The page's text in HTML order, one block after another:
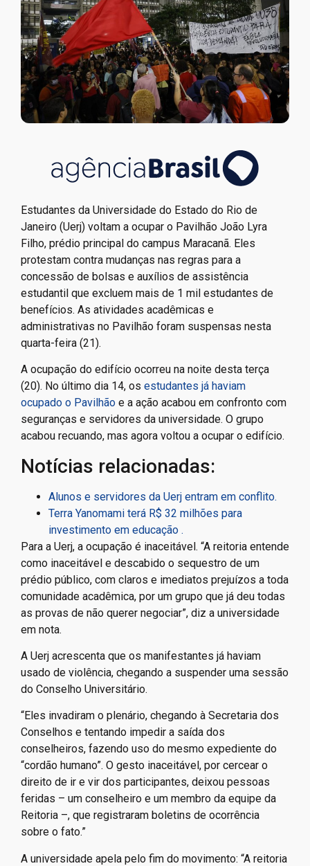
Estudantes da Universidade do Estado do Rio de
Janeiro (Uerj) voltam a ocupar o Pavilhão João Lyra
Filho, prédio principal do campus Maracanã. Eles
protestam contra mudanças nas regras para a
concessão de bolsas e auxílios de assistência
estudantil que excluem mais de 1 mil estudantes de
benefícios. As atividades acadêmicas e
administrativas no Pavilhão foram suspensas nesta
quarta-feira (21).
A ocupação do edifício ocorreu na noite desta terça
(20). No último dia 14, os estudantes já haviam
ocupado o Pavilhão e a ação acabou em confronto com
seguranças e servidores da universidade. O grupo
acabou recuando, mas agora voltou a ocupar o edifício.
Notícias relacionadas:
Alunos e servidores da Uerj entram em conflito.
Terra Yanomami terá R$ 32 milhões para
investimento em educação .
Para a Uerj, a ocupação é inaceitável. “A reitoria entende
como inaceitável e descabido o sequestro de um
prédio público, com claros e imediatos prejuízos a toda
comunidade acadêmica, por um grupo que já deu todas
as provas de não querer negociar”, diz a universidade
em nota.
A Uerj acrescenta que os manifestantes já haviam
usado de violência, chegando a suspender uma sessão
do Conselho Universitário.
“Eles invadiram o plenário, chegando à Secretaria dos
Conselhos e tentando impedir a saída dos
conselheiros, fazendo uso do mesmo expediente do
“cordão humano”. O gesto inaceitável, por cercear o
direito de ir e vir dos participantes, deixou pessoas
feridas – um conselheiro e um membro da equipe da
Reitoria –, que registraram boletins de ocorrência
sobre o fato.”
A universidade apela pelo fim do movimento: “A reitoria